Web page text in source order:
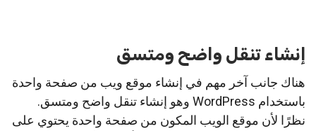
إنشاء تنقل واضح ومتسق
هناك جانب آخر مهم في إنشاء موقع ويب من صفحة واحدة
باستخدام WordPress وهو إنشاء تنقل واضح ومتسق.
نظرًا لأن موقع الويب المكون من صفحة واحدة يحتوي على